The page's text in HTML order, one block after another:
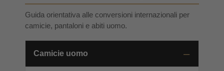
Guida orientativa alle conversioni internazionali per
camicie, pantaloni e abiti uomo.
Camicie uomo